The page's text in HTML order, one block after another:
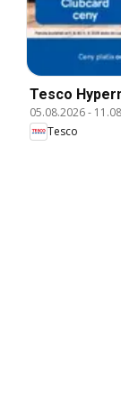
Tesco
05.08.2026-
Tesco